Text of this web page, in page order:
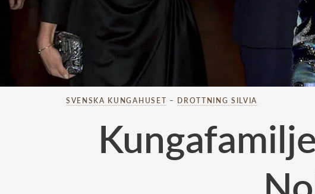
SVENSKA KUNGAHUSET – DROTTNING SILVIA